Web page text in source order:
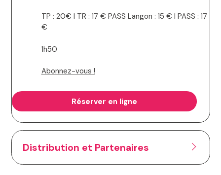
TP : 20€ I TR : 17 € PASS Langon : 15 € I PASS : 17
€
1h50
Abonnez-vous !
Réserver en ligne
Distribution et Partenaires